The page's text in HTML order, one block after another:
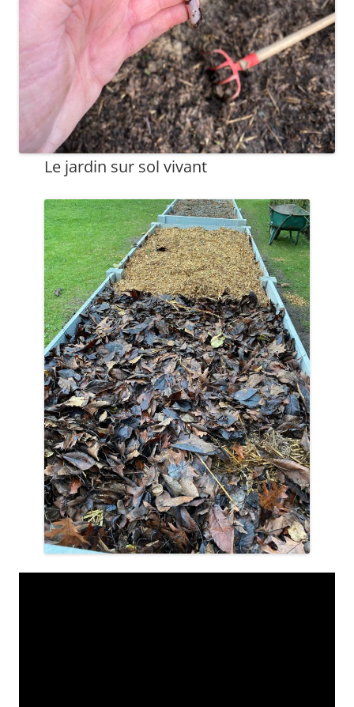
Le jardin sur sol vivant